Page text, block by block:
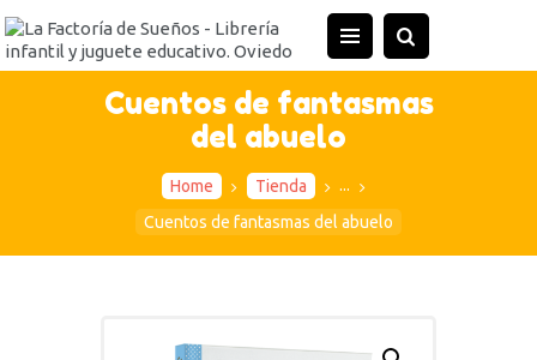
Cuentos de fantasmas
del abuelo
Home Tienda
...
Cuentos de fantasmas del abuelo
INICIO
TIENDA
ACTIVIDADES
CONTACTO